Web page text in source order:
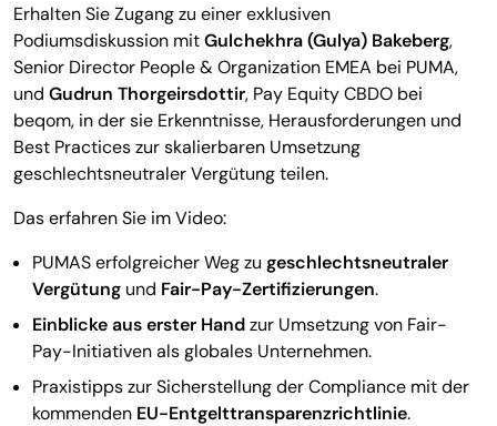
Erhalten Sie Zugang zu einer exklusiven
Podiumsdiskussion mitGulchekhra (Gulya) Bakeberg,
Senior Director People & Organization EMEA bei PUMA,
und Gudrun Thorgeirsdottir, Pay Equity CBDO bei
beqom, in der sie Erkenntnisse, Herausforderungen und
Best Practices zur skalierbaren Umsetzung
geschlechtsneutraler Vergütung teilen.
Das erfahren Sie im Video:
PUMAS erfolgreicher Weg zu geschlechtsneutraler
Vergütung und Fair-Pay-Zertifizierungen.
Einblicke aus erster Handzur Umsetzung von Fair-
Pay-Initiativen als globales Unternehmen.
Praxistipps zur Sicherstellung der Compliance mit der
kommenden EU-Entgelttransparenzrichtlinie.